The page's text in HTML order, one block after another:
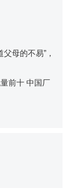
母的不易”，
前十 中国厂